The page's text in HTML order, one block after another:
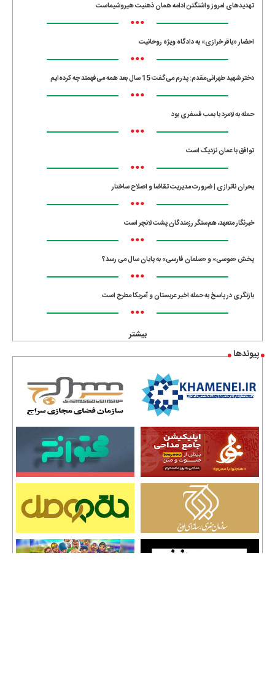
تهدیدهای امروز واشنگتن ادامه همان ذهنیت هیروشیماست
•••
احضار «باقر خرازی» به دادگاه ویژه روحانیت
•••
دختر شهید طهرانی‌مقدم: پدرم می‌گفت 15 سال بعد همه می‌فهمند چه کرده‌ایم
•••
حمله به لامرد با بمب فسفری بود
•••
توافق با عمان نزدیک است
•••
بحران ناترازی | ضرورت مدیریت تقاضا و اصلاح ساختار
•••
خبرنگار متعهد، هم‌سنگر رزمندگان پشت لانچر است
•••
پخش «موسی» و «سلمان فارسی» به پایان سال می رسد؟
•••
بازنگری در پاسخ به حمله اخیر عربستان و آمریکا مطرح است
•••
بیشتر
پیوندها